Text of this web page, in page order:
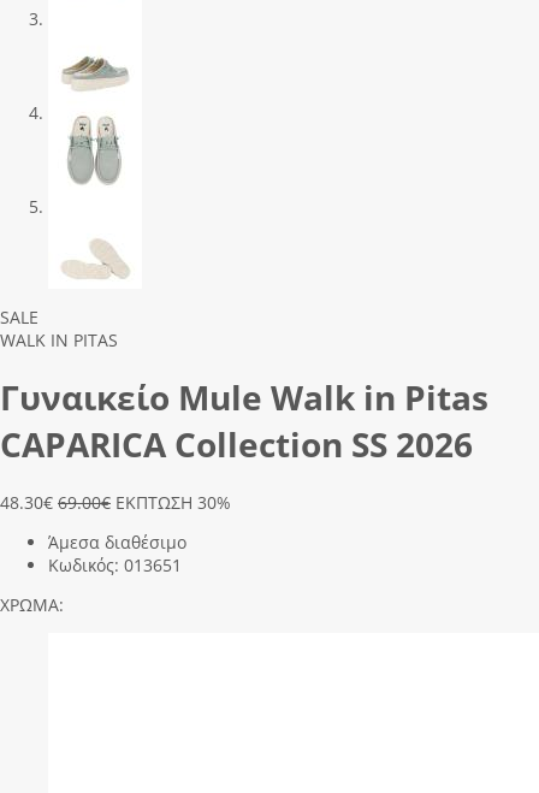
Previous
Next
SALE
WALK IN PITAS
Γυναικείο Mule Walk in Pitas
CΑΡΑRΙCΑ Collection SS 2026
48.30€ 69.00€ ΕΚΠΤΩΣΗ 30%
Άμεσα διαθέσιμο
Κωδικός: 013651
ΧΡΩΜΑ: